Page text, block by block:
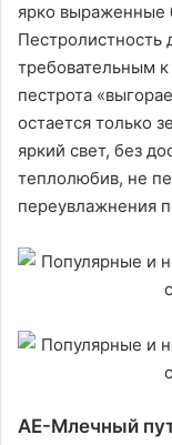
ярко выраженные
Пестролистность
требовательным
пестрота
остается только
яркий свет, без
теплолюбив, не
переувлажнения
АЕ-Млечный